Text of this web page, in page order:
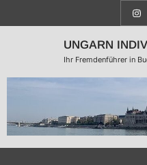
UNGARN
Ihr Fremdenführer in